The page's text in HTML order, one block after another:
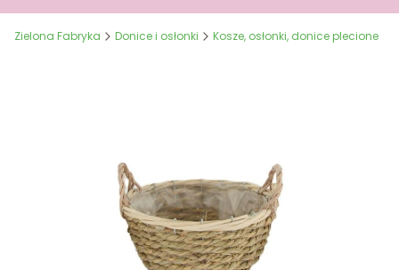
Zielona Fabryka Donice i osłonki Kosze, osłonki, donice plecione